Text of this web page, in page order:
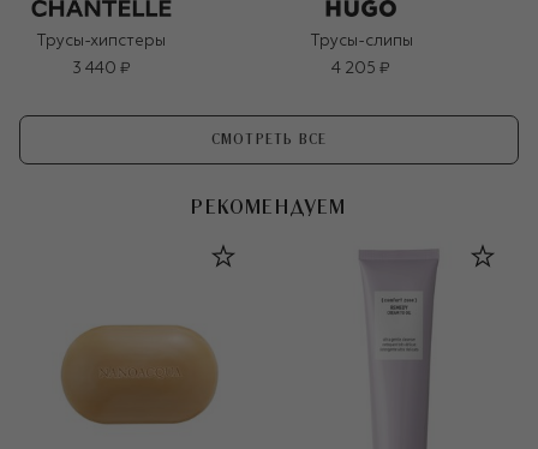
Трусы-хипстеры
3 440 ₽
Трусы-слипы
4 205 ₽
СМОТРЕТЬ ВСЕ
РЕКОМЕНДУЕМ